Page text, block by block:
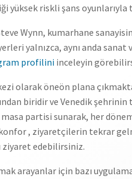
yüksek riskli şans oyunlarıyla
Wynn, kumarhane
yalnızca, aynı anda
profilini inceleyin
olarak öneön plana
biridir ve Venedik şehrinin
partisi sunarak, her
, ziyaretçilerin tekrar
ziyaret edebilirsiniz.
arayanlar için bazı